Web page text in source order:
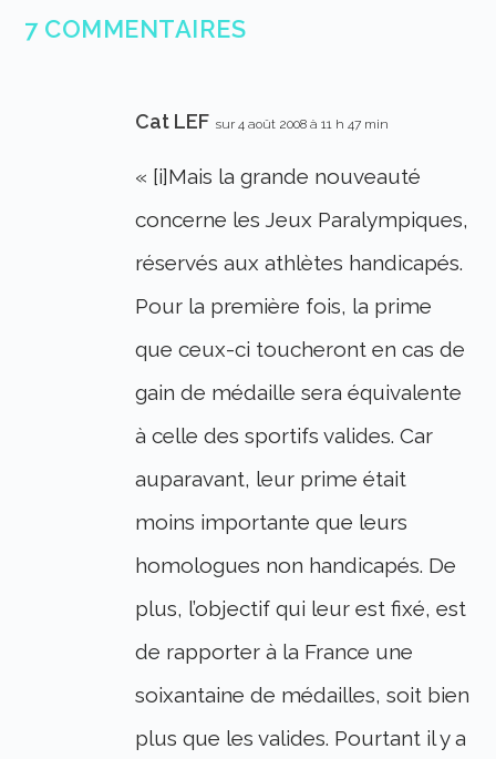
7 COMMENTAIRES
Cat LEF sur 4 août 2008 à 11 h 47 min
« [i]Mais la grande nouveauté
concerne les Jeux Paralympiques,
réservés aux athlètes handicapés.
Pour la première fois, la prime
que ceux-ci toucheront en cas de
gain de médaille sera équivalente
à celle des sportifs valides. Car
auparavant, leur prime était
moins importante que leurs
homologues non handicapés. De
plus, l’objectif qui leur est fixé, est
de rapporter à la France une
soixantaine de médailles, soit bien
plus que les valides. Pourtant il y a